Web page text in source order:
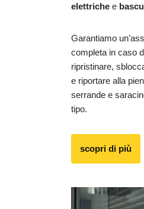
elettriche e
Garantiamo
completa in caso
ripristinare,
e riportare alla
serrande e
tipo.
scopri di più